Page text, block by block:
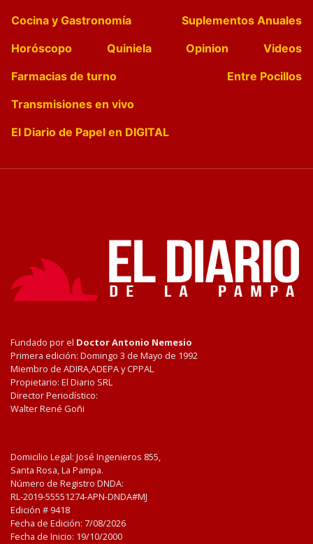
Cocina y Gastronomía
Suplementos Anuales
Horóscopo
Quiniela Opinion
Videos
Farmacias de turno
Entre Pocillos
Transmisiones en vivo
El Diario de Papel en DIGITAL
Fundado por el Doctor Antonio Nemesio
Primera edición: Domingo 3 de Mayo de 1992
Miembro de ADIRA,ADEPA y CPPAL
Propietario: El Diario SRL
Director Periodístico:
Walter René Goñi
Domicilio Legal: José Ingenieros 855,
Santa Rosa, La Pampa.
Número de Registro DNDA:
RL-2019-55551274-APN-DNDA#MJ
Edición # 9418
Fecha de Edición: 7/08/2026
Fecha de Inicio: 19/10/2000